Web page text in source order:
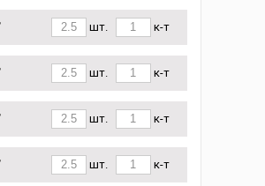
шт. к-т
шт. к-т
шт. к-т
шт. к-т